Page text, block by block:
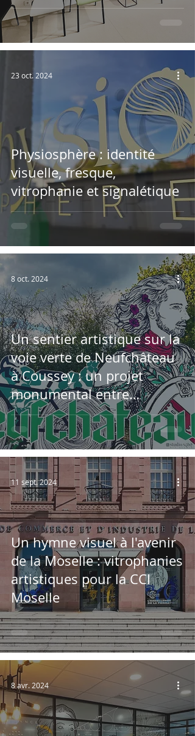
signalétique
Physiosphère : identité
visuelle, fresque,
vitrophanie et signalétique
23 oct. 2024
Un sentier artistique sur la
voie verte de Neufchâteau
à Coussey : un projet
monumental entre
fresques, sculptures et
signalétiques
8 oct. 2024
Un hymne visuel à l'avenir
de la Moselle : vitrophanies
artistiques pour la CCI
Moselle
11 sept. 2024
8 avr. 2024